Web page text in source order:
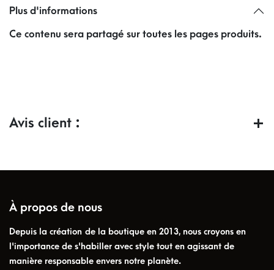
Plus d'informations
Ce contenu sera partagé sur toutes les pages produits.
Avis client :
À propos de nous
Depuis la création de la boutique en 2013, nous croyons en
l'importance de s'habiller avec style tout en agissant de
manière responsable envers notre planète.